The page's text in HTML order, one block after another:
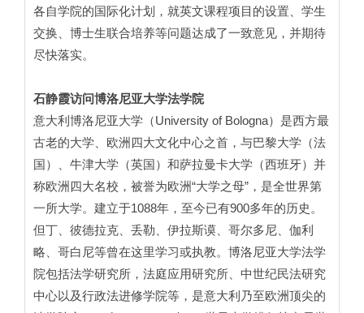
各自学院的国际化计划，就英文课程项目的设置、学生
交换、博士生联合培养等问题达成了一致意见，并期待
尽快落实。
石静霞访问博洛尼亚大学法学院
意大利博洛尼亚大学（University of Bologna）是西方最
古老的大学、欧洲四大文化中心之首，与巴黎大学（法
国）、牛津大学（英国）和萨拉曼卡大学（西班牙）并
称欧洲四大名校，被誉为欧洲“大学之母”，是全世界第
一所大学。建立于1088年，至今已有900多年的历史。
但丁、彼德拉克、丢勒、伊拉斯谟、哥尔多尼、伽利
略、哥白尼等曾在这里学习或执教。博洛尼亚大学法学
院包括法学研究所，法庭应用研究所、中世纪民法研究
中心以及行政法进修学院等，是意大利乃至欧洲顶尖的